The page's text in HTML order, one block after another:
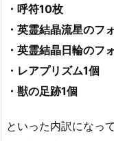
・呼符10枚
・英霊結晶流星の
・英霊結晶日輪の
・レアプリズム1個
・獣の足跡1個
といった内訳になっ